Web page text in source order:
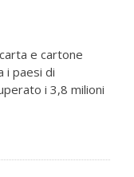
e cartone
i paesi di
i 3,8 milioni